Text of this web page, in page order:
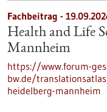
Fachbeitrag -
Health and Life
Mannheim
https://www.forum-
bw.de/
heidelberg-mannheim